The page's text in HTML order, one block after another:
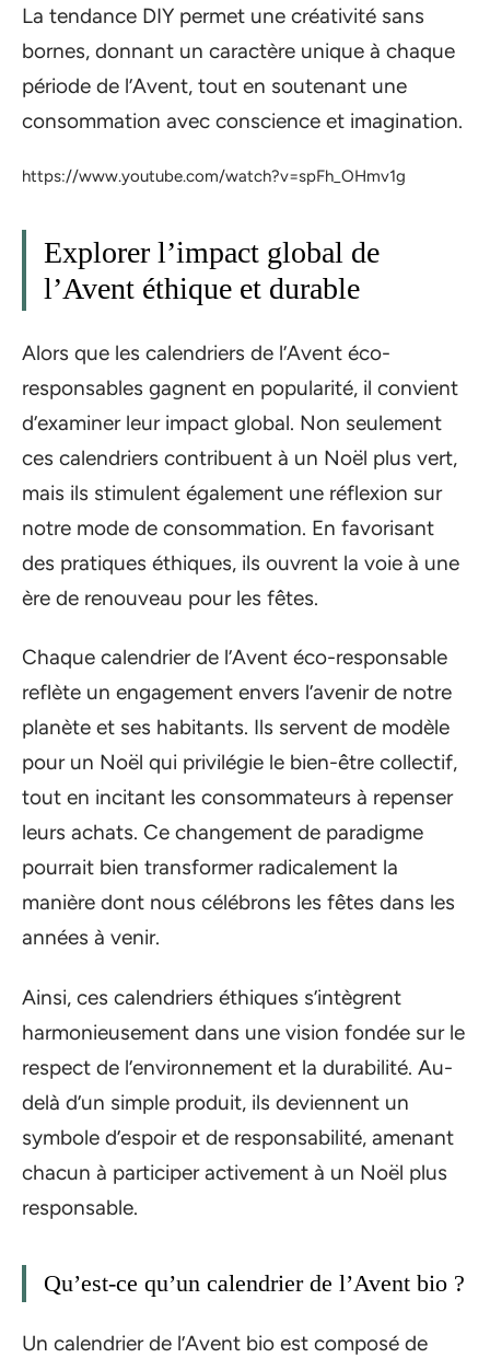
La tendance DIY permet une créativité sans
bornes, donnant un caractère unique à chaque
période de l’Avent, tout en soutenant une
consommation avec conscience et imagination.
https://www.youtube.com/watch?v=spFh_OHmv1g
Explorer l’impact global de
l’Avent éthique et durable
Alors que les calendriers de l’Avent éco-
responsables gagnent en popularité, il convient
d’examiner leur impact global. Non seulement
ces calendriers contribuent à un Noël plus vert,
mais ils stimulent également une réflexion sur
notre mode de consommation. En favorisant
des pratiques éthiques, ils ouvrent la voie à une
ère de renouveau pour les fêtes.
Chaque calendrier de l’Avent éco-responsable
reflète un engagement envers l’avenir de notre
planète et ses habitants. Ils servent de modèle
pour un Noël qui privilégie le bien-être collectif,
tout en incitant les consommateurs à repenser
leurs achats. Ce changement de paradigme
pourrait bien transformer radicalement la
manière dont nous célébrons les fêtes dans les
années à venir.
Ainsi, ces calendriers éthiques s’intègrent
harmonieusement dans une vision fondée sur le
respect de l’environnement et la durabilité. Au-
delà d’un simple produit, ils deviennent un
symbole d’espoir et de responsabilité, amenant
chacun à participer activement à un Noël plus
responsable.
Qu’est-ce qu’un calendrier de l’Avent bio ?
Un calendrier de l’Avent bio est composé de